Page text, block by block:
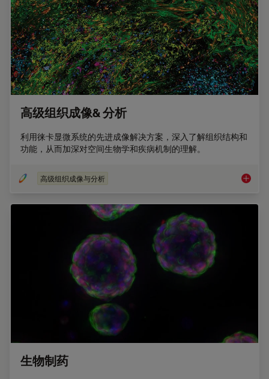
高级组织成像& 分析
利用徕卡显微系统的先进成像解决方案，深入了解组织结构和
功能，从而加深对空间生物学和疾病机制的理解。
高级组织成像与分析 高级组
生物制药